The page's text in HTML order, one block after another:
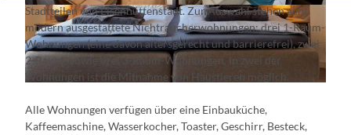
© EWG eg © EWG eg
Stadtteilen von Eisenhüttenstadt. Zur Auswahl stehen acht
modern ausgestattete Nichtraucherwohnungen: drei 1-Raum-
Wohnungen (eine davon altersgerecht und barrierefrei), zwei
2-Raum- sowie drei 3-Raum-Wohnungen. In zwei der
Wohnungen ist die Mitnahme von Haustieren möglich.
Alle Wohnungen verfügen über eine Einbauküche,
Kaffeemaschine, Wasserkocher, Toaster, Geschirr, Besteck,